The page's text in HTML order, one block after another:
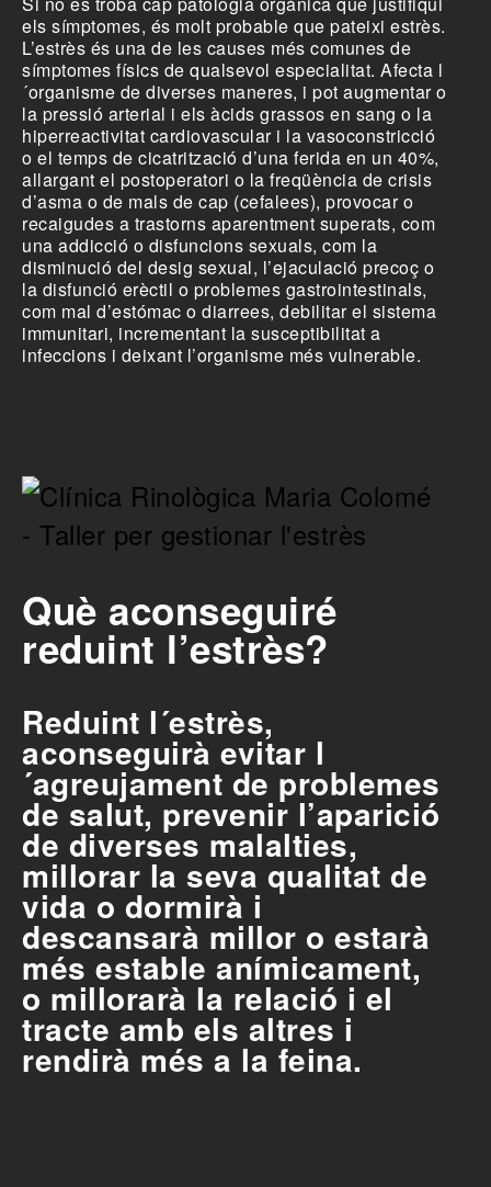
els símptomes, és molt probable que pateixi estrès.
L’estrès és una de les causes més comunes de
símptomes físics de qualsevol especialitat. Afecta l
´organisme de diverses maneres, i pot augmentar o
la pressió arterial i els àcids grassos en sang o la
hiperreactivitat cardiovascular i la vasoconstricció
o el temps de cicatrització d’una ferida en un 40%,
allargant el postoperatori o la freqüència de crisis
d’asma o de mals de cap (cefalees), provocar o
recaigudes a trastorns aparentment superats, com
una addicció o disfuncions sexuals, com la
disminució del desig sexual, l’ejaculació precoç o
la disfunció erèctil o problemes gastrointestinals,
com mal d’estómac o diarrees, debilitar el sistema
immunitari, incrementant la susceptibilitat a
infeccions i deixant l’organisme més vulnerable.
Què aconseguiré
reduint l’estrès?
Reduint l´estrès,
aconseguirà evitar l
´agreujament de problemes
de salut, prevenir l’aparició
de diverses malalties,
millorar la seva qualitat de
vida o dormirà i
descansarà millor o estarà
més estable anímicament,
o millorarà la relació i el
tracte amb els altres i
rendirà més a la feina.